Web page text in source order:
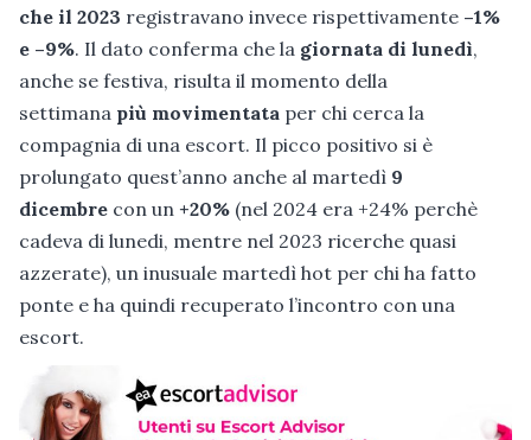
che il 2023 registravano invece rispettivamente –1%
e –9%. Il dato conferma che la giornata di lunedì,
anche se festiva, risulta il momento della
settimana più movimentata per chi cerca la
compagnia di una escort. Il picco positivo si è
prolungato quest’anno anche al martedì 9
dicembre con un +20% (nel 2024 era +24% perchè
cadeva di lunedi, mentre nel 2023 ricerche quasi
azzerate), un inusuale martedì hot per chi ha fatto
ponte e ha quindi recuperato l’incontro con una
escort.